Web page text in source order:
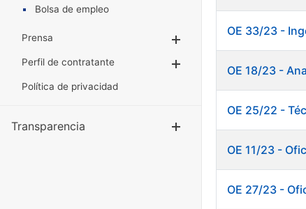
Bolsa de empleo
Prensa
Mostrar/Ocultar
Perfil de contratante
Mostrar/
Política de privacidad
Transparencia Mostrar/
OE 33/23 -
OE 18/23 -
OE 25/22 -
OE 11/23 -
OE 27/23 -